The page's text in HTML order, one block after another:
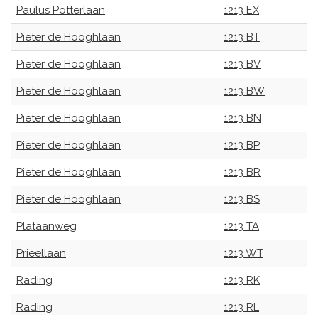
Paulus Potterlaan 1213 EX
Pieter de Hooghlaan 1213 BT
Pieter de Hooghlaan 1213 BV
Pieter de Hooghlaan 1213 BW
Pieter de Hooghlaan 1213 BN
Pieter de Hooghlaan 1213 BP
Pieter de Hooghlaan 1213 BR
Pieter de Hooghlaan 1213 BS
Plataanweg 1213 TA
Prieellaan 1213 WT
Rading 1213 RK
Rading 1213 RL